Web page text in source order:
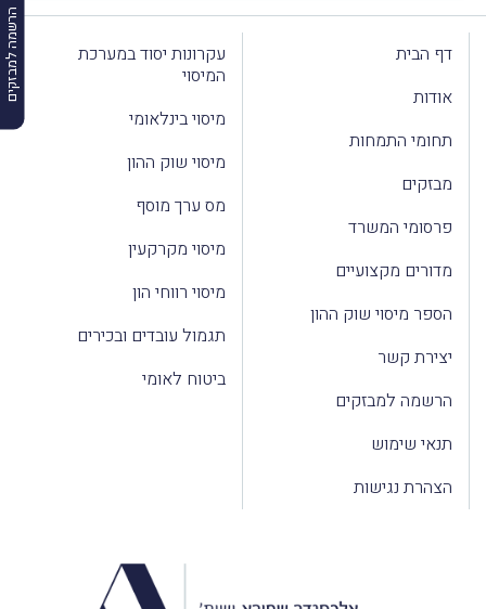
הרשמה למבזקים
דף הבית
אודות
תחומי התמחות
מבזקים
פרסומי המשרד
מדורים מקצועיים
הספר מיסוי שוק ההון
יצירת קשר
הרשמה למבזקים
תנאי שימוש
הצהרת נגישות
עקרונות יסוד במערכת
המיסוי
מיסוי בינלאומי
מיסוי שוק ההון
מס ערך מוסף
מיסוי מקרקעין
מיסוי רווחי הון
תגמול עובדים ובכירים
ביטוח לאומי